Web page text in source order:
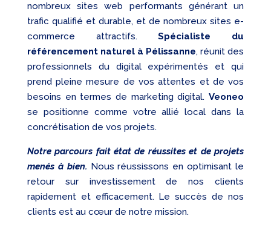
nombreux sites web performants générant un
trafic qualifié et durable, et de nombreux sites e-
commerce attractifs.Spécialiste du
référencement naturel à Pélissanne, réunit des
professionnels du digital expérimentés et qui
prend pleine mesure de vos attentes et de vos
besoins en termes de marketing digital.Veoneo
se positionne comme votre allié local dans la
concrétisation de vos projets.
Notre parcours fait état de réussites et de projets
menés à bien. Nous réussissons en optimisant le
retour sur investissement de nos clients
rapidement et efficacement. Le succès de nos
clients est au cœur de notre mission.